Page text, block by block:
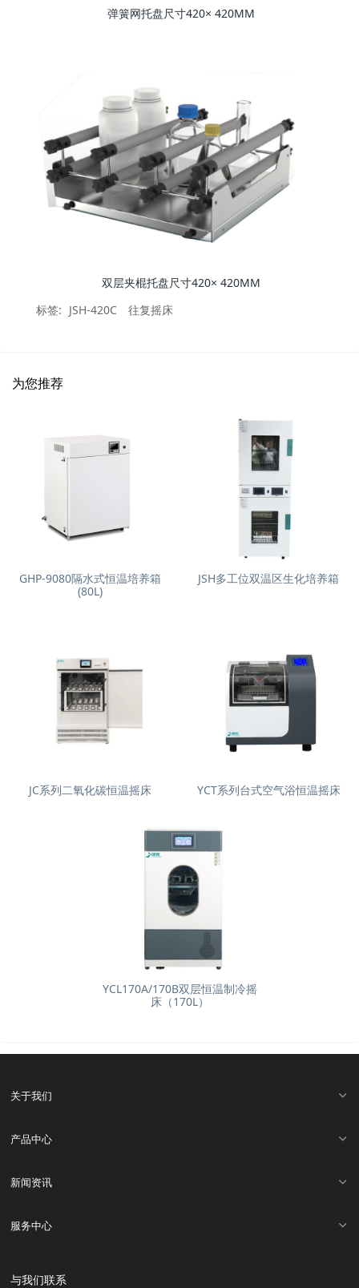
弹簧网托盘尺寸420× 420MM
双层夹棍托盘尺寸420× 420MM
标签: JSH-420C 往复摇床
为您推荐
GHP-9080隔水式恒温培养箱
(80L)
JSH多工位双温区生化培养箱
JC系列二氧化碳恒温摇床 YCT系列台式空气浴恒温摇床
YCL170A/170B双层恒温制冷摇
床（170L）
关于我们
产品中心
新闻资讯
服务中心
与我们联系